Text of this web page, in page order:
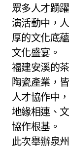
眾多人才踴
演活動中，
厚的文化底
文化盛宴。
福建安溪的
陶瓷產業，
人才協作中
地緣相連、
協作根基。
此次舉辦泉